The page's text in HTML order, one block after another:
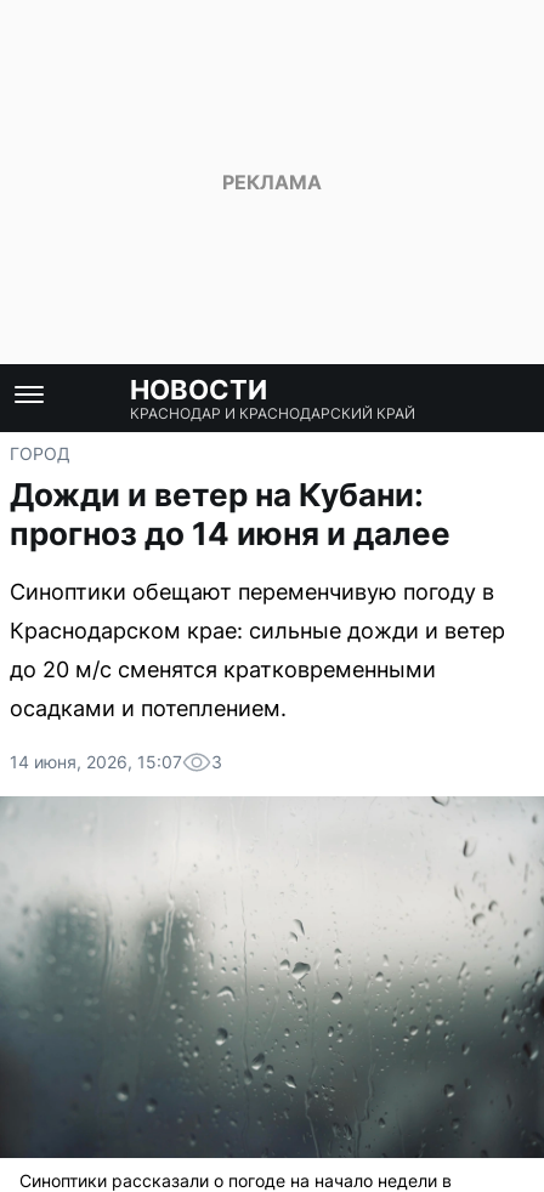
НОВОСТИ
КРАСНОДАР И КРАСНОДАРСКИЙ КРАЙ
ГОРОД
Дожди и ветер на Кубани:
прогноз до 14 июня и далее
Синоптики обещают переменчивую погоду в
Краснодарском крае: сильные дожди и ветер
до 20 м/с сменятся кратковременными
осадками и потеплением.
14 июня, 2026, 15:07 3
Синоптики рассказали о погоде на начало недели в